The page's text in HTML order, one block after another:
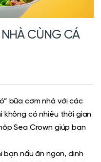
CÙNG CÁ
bữa cơm nhà với các
không có nhiều thời gian
Sea Crown giúp bạn
bạn nấu ăn ngon, dinh